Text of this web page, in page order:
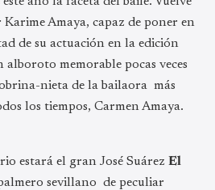
Amaya, capaz de poner en
de su actuación en la edición
memorable pocas veces
nieta de la bailaora más
los tiempos, Carmen Amaya.
estará el gran José Suárez El
sevillano de peculiar